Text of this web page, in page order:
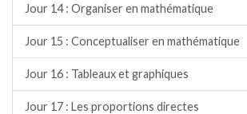
Jour 14 : Organiser en mathématique
Jour 15 : Conceptualiser en mathématique
Jour 16 : Tableaux et graphiques
Jour 17 : Les proportions directes